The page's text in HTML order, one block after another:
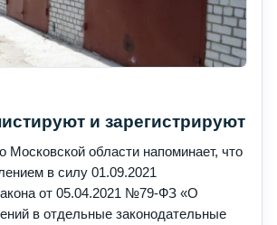
и зарегистрируют
области напоминает, что
в силу 01.09.2021
от 05.04.2021 №79-ФЗ «О
в отдельные законодательные